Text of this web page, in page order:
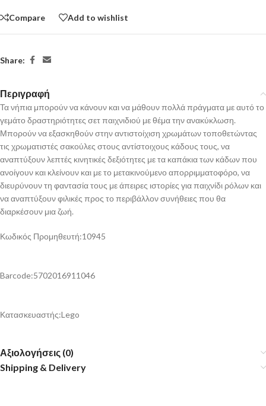
Compare Add to wishlist
Share:
Περιγραφή
Τα νήπια μπορούν να κάνουν και να μάθουν πολλά πράγματα με αυτό το
γεμάτο δραστηριότητες σετ παιχνιδιού με θέμα την ανακύκλωση.
Μπορούν να εξασκηθούν στην αντιστοίχιση χρωμάτων τοποθετώντας
τις χρωματιστές σακούλες στους αντίστοιχους κάδους τους, να
αναπτύξουν λεπτές κινητικές δεξιότητες με τα καπάκια των κάδων που
ανοίγουν και κλείνουν και με το μετακινούμενο απορριμματοφόρο, να
διευρύνουν τη φαντασία τους με άπειρες ιστορίες για παιχνίδι ρόλων και
να αναπτύξουν φιλικές προς το περιβάλλον συνήθειες που θα
διαρκέσουν μια ζωή.
Κωδικός Προμηθευτή:10945
Barcode:5702016911046
Κατασκευαστής:Lego
Αξιολογήσεις (0)
Shipping & Delivery